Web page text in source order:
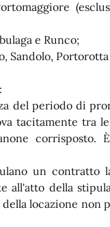
e Runco;
Sandolo,
del periodo di
tacitamente tra
corrisposto.
un contratto
all'atto della
locazione non